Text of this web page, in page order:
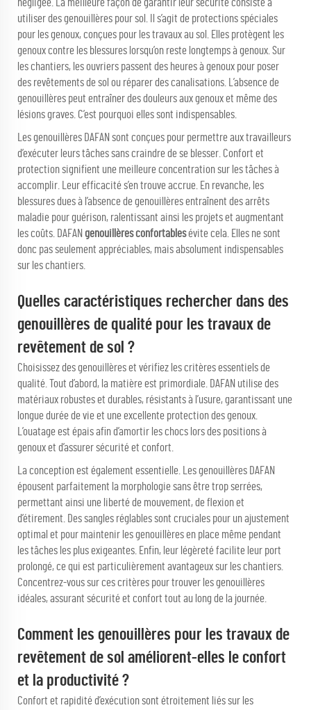
négligée. La meilleure façon de garantir leur sécurité consiste à
utiliser des genouillères pour sol. Il s’agit de protections spéciales
pour les genoux, conçues pour les travaux au sol. Elles protègent les
genoux contre les blessures lorsqu’on reste longtemps à genoux. Sur
les chantiers, les ouvriers passent des heures à genoux pour poser
des revêtements de sol ou réparer des canalisations. L’absence de
genouillères peut entraîner des douleurs aux genoux et même des
lésions graves. C’est pourquoi elles sont indispensables.
Les genouillères DAFAN sont conçues pour permettre aux travailleurs
d’exécuter leurs tâches sans craindre de se blesser. Confort et
protection signifient une meilleure concentration sur les tâches à
accomplir. Leur efficacité s’en trouve accrue. En revanche, les
blessures dues à l’absence de genouillères entraînent des arrêts
maladie pour guérison, ralentissant ainsi les projets et augmentant
les coûts. DAFAN genouillères confortablesévite cela. Elles ne sont
donc pas seulement appréciables, mais absolument indispensables
sur les chantiers.
Quelles caractéristiques rechercher dans des
genouillères de qualité pour les travaux de
revêtement de sol ?
Choisissez des genouillères et vérifiez les critères essentiels de
qualité. Tout d’abord, la matière est primordiale. DAFAN utilise des
matériaux robustes et durables, résistants à l’usure, garantissant une
longue durée de vie et une excellente protection des genoux.
L’ouatage est épais afin d’amortir les chocs lors des positions à
genoux et d’assurer sécurité et confort.
La conception est également essentielle. Les genouillères DAFAN
épousent parfaitement la morphologie sans être trop serrées,
permettant ainsi une liberté de mouvement, de flexion et
d’étirement. Des sangles réglables sont cruciales pour un ajustement
optimal et pour maintenir les genouillères en place même pendant
les tâches les plus exigeantes. Enfin, leur légèreté facilite leur port
prolongé, ce qui est particulièrement avantageux sur les chantiers.
Concentrez-vous sur ces critères pour trouver les genouillères
idéales, assurant sécurité et confort tout au long de la journée.
Comment les genouillères pour les travaux de
revêtement de sol améliorent-elles le confort
et la productivité ?
Confort et rapidité d’exécution sont étroitement liés sur les